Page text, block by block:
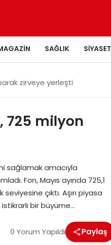
SAĞLIK SIYASET
zirveye yerleşti
725 milyon
sağlamak amacıyla
Fon, Mayıs ayında 725,1
çıktı. Aşırı piyasa
bir büyüme…
0 Yorum Yapıldı Paylaş